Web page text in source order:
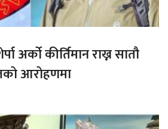
अर्को कीर्तिमान राख्न सातौ
आरोहणमा